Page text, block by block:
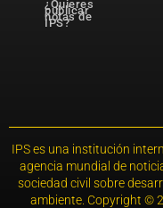
¿Quieres
publicar
notas de
IPS?
IPS es una institución
agencia mundial de
sociedad civil sobre
ambiente. Copyright ©